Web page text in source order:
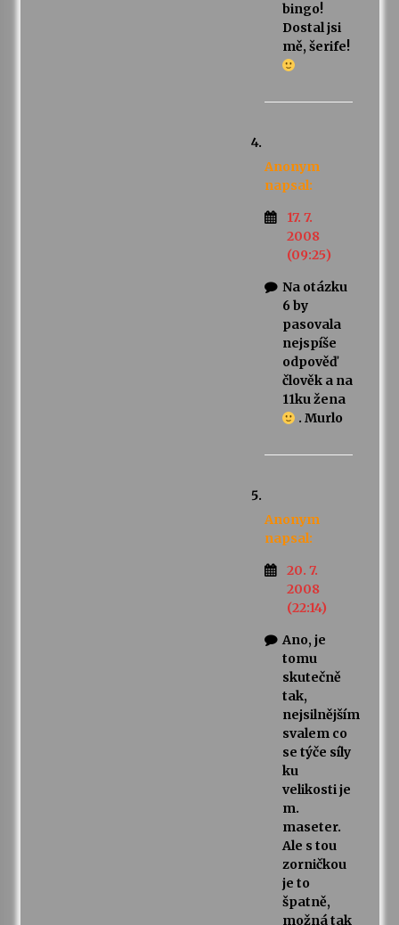
bingo!
Dostal jsi
mě, šerife!
Anonym
napsal:
17. 7.
2008
(09:25)
Na otázku
6 by
pasovala
nejspíše
odpověď
člověk a na
11ku žena
. Murlo
Anonym
napsal:
20. 7.
2008
(22:14)
Ano, je
tomu
skutečně
tak,
nejsilnějším
svalem co
se týče síly
ku
velikosti je
m.
maseter.
Ale s tou
zorničkou
je to
špatně,
možná tak